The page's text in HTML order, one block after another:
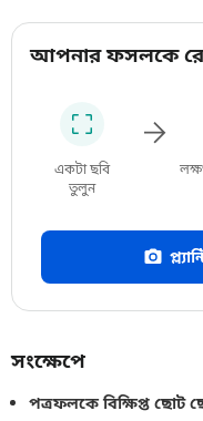
আপনার ফসলকে
একটা ছবি
তুলুন
সংক্ষেপে
পত্রফলকে বিক্ষিপ্ত ছোট